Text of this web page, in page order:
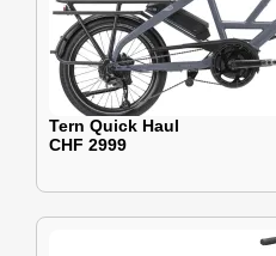
Tern Quick Haul
CHF 2999